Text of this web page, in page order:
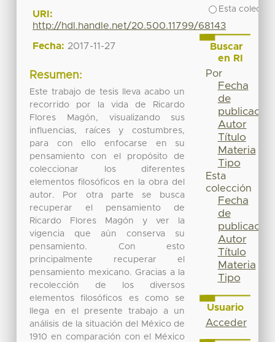
URI:
http://hdl.handle.net/20.500.11799/68143
Fecha: 2017-11-27
Resumen:
Este trabajo de tesis lleva acabo un
recorrido por la vida de Ricardo
Flores Magón, visualizando sus
influencias, raíces y costumbres,
para con ello enfocarse en su
pensamiento con el propósito de
coleccionar los diferentes
elementos filosóficos en la obra del
autor. Por otra parte se busca
recuperar el pensamiento de
Ricardo Flores Magón y ver la
vigencia que aún conserva su
pensamiento. Con esto
principalmente recuperar el
pensamiento mexicano. Gracias a la
recolección de los diversos
elementos filosóficos es como se
llega en el presente trabajo a un
análisis de la situación del México de
1910 en comparación con el México
Esta
Buscar
en RI
Por
Fecha
de
publicación
Autor
Título
Materia
Tipo
Esta
colección
Fecha
de
publicación
Autor
Título
Materia
Tipo
Usuario
Acceder